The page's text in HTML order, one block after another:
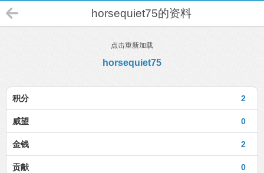
horsequiet75的资料
点击重新加载
horsequiet75
2
积分
0
威望
2
金钱
0
贡献